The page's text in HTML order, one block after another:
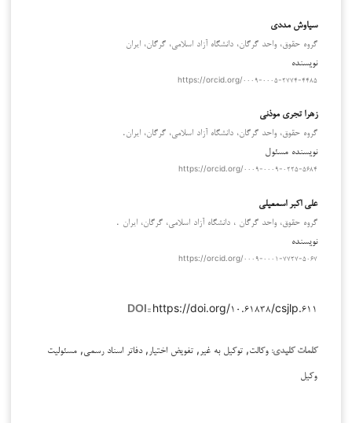
سیاوش مددی
گروه حقوق، واحد گرگان، دانشگاه آزاد اسلامی، گرگان، ایران
نویسنده
https://orcid.org/۰۰۰۹-۰۰۰۵-۲۷۷۴-۴۴۸۵
زهرا تجری موذنی
گروه حقوق، واحد گرگان، دانشگاه آزاد اسلامی، گرگان، ایران.
نویسنده مسئول
https://orcid.org/۰۰۰۹-۰۰۰۹-۰۲۲۵-۵۶۸۴
علی اکبر اسمعیلی
گروه حقوق، واحد گرگان ، دانشگاه آزاد اسلامی، گرگان، ایران .
نویسنده
https://orcid.org/۰۰۰۹-۰۰۰۱-۷۷۲۷-۵۰۶۷
DOI:: https://doi.org/۱۰.۶۱۸۳۸/csjlp.۶۱۱
کلمات کلیدی: وکالت, توکیل به غیر, تفویض اختیار, دفاتر اسناد رسمی, مسئولیت
وکیل